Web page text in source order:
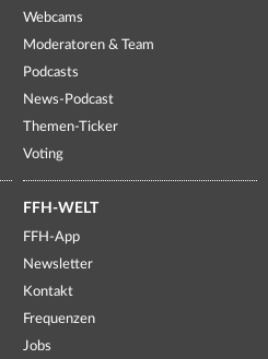
Webcams
Moderatoren & Team
Podcasts
News-Podcast
Themen-Ticker
Voting
FFH-WELT
FFH-App
Newsletter
Kontakt
Frequenzen
Jobs